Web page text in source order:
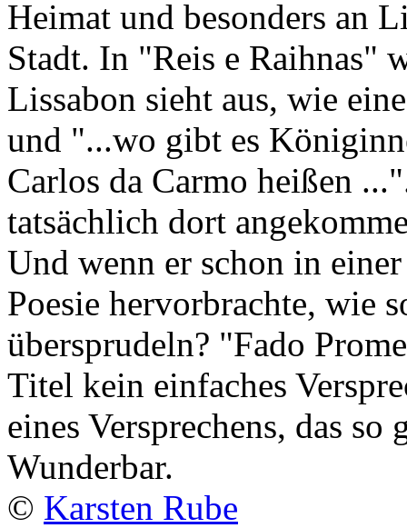
Heimat und besonders an
Stadt. In "Reis e Raihnas"
Lissabon sieht aus, wie
und "...wo gibt es
Carlos da Carmo heißen
tatsächlich dort
Und wenn er schon in
Poesie hervorbrachte, wie
übersprudeln? "Fado
Titel kein einfaches
eines Versprechens, das
Wunderbar.
© Karsten Rube